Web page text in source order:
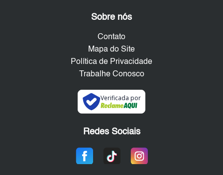
Sobre nós
Contato
Mapa do Site
Política de Privacidade
Trabalhe Conosco
Verificada por
Redes Sociais